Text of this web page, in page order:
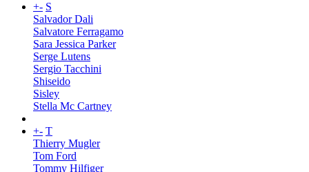
+- S
Salvador Dali
Salvatore Ferragamo
Sara Jessica Parker
Serge Lutens
Sergio Tacchini
Shiseido
Sisley
Stella Mc Cartney
+- T
Thierry Mugler
Tom Ford
Tommy Hilfiger